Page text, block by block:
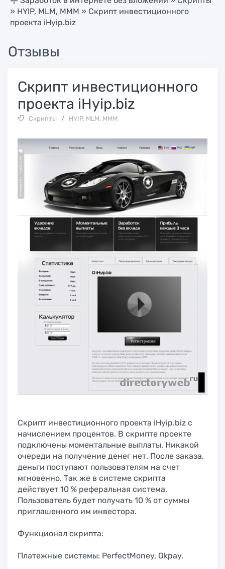
» HYIP, MLM, МММ » Cкрипт инвестиционного
проектa iHyip.biz
Отзывы
Cкрипт инвестиционного
проектa iHyip.biz
Скрипты / HYIP, MLM, МММ
Скрипт инвестиционного проекта iHyip.biz с
начислением процентов. В скрипте проекте
подключены моментальные выплаты. Никакой
очереди на получение денег нет. После заказа,
деньги поступают пользователям на счет
мгновенно. Так же в системе скрипта
действует 10 % реферальная система.
Пользователь будет получать 10 % от суммы
приглашенного им инвестора.
Функционал скрипта:
Платежные системы: PerfectMoney, Okpay.